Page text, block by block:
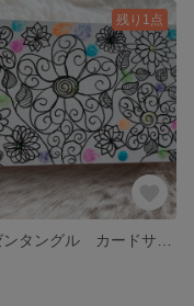
残り1点